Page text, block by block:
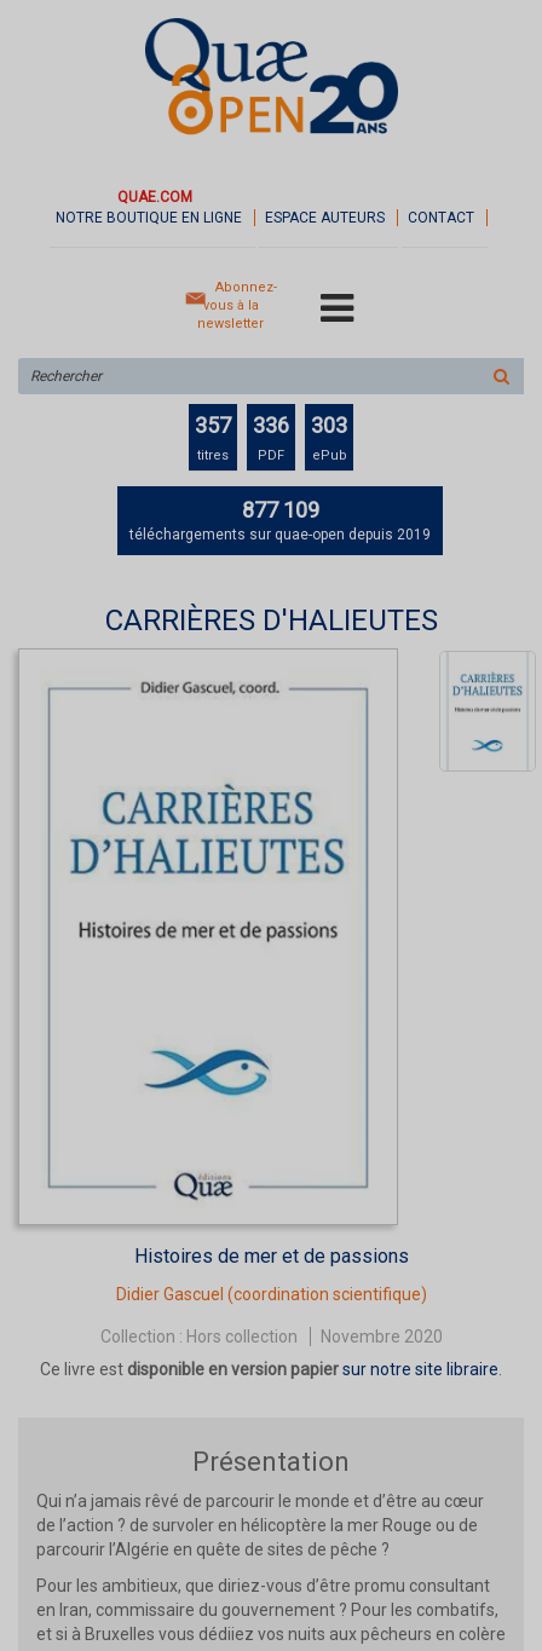
QUAE.COM
NOTRE BOUTIQUE EN LIGNE
ESPACE AUTEURS CONTACT
Abonnez-
vous à la
newsletter
sur
le
357
titres
336
PDF
303
ePub
877 109
téléchargements sur quae-open depuis 2019
CARRIÈRES D'HALIEUTES
Histoires de mer et de passions
Didier Gascuel (coordination scientifique)
Collection : Hors collection
Novembre 2020
Ce livre est disponible en version papiersur notre site libraire.
Présentation
Qui n’a jamais rêvé de parcourir le monde et d’être au cœur
de l’action ? de survoler en hélicoptère la mer Rouge ou de
parcourir l’Algérie en quête de sites de pêche ?
Pour les ambitieux, que diriez-vous d’être promu consultant
en Iran, commissaire du gouvernement ? Pour les combatifs,
et si à Bruxelles vous dédiiez vos nuits aux pêcheurs en colère